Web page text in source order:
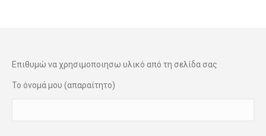
Επιθυμώ να χρησιμοποιησω υλικό από τη σελίδα σας
Το όνομά μου (απαραίτητο)